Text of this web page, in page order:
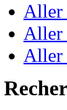
Aller
Aller
Aller